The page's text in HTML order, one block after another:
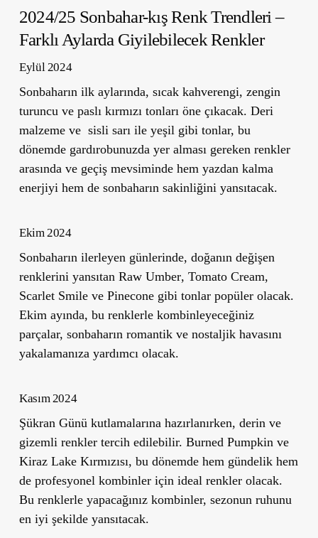
2024/25 Sonbahar-kış Renk Trendleri –
Farklı Aylarda Giyilebilecek Renkler
Eylül 2024
Sonbaharın ilk aylarında, sıcak kahverengi, zengin
turuncu ve paslı kırmızı tonları öne çıkacak. Deri
malzeme ve sisli sarı ile yeşil gibi tonlar, bu
dönemde gardırobunuzda yer alması gereken renkler
arasında ve geçiş mevsiminde hem yazdan kalma
enerjiyi hem de sonbaharın sakinliğini yansıtacak.
Ekim 2024
Sonbaharın ilerleyen günlerinde, doğanın değişen
renklerini yansıtan Raw Umber, Tomato Cream,
Scarlet Smileve Pineconegibi tonlar popüler olacak.
Ekim ayında, bu renklerle kombinleyeceğiniz
parçalar, sonbaharın romantik ve nostaljik havasını
yakalamanıza yardımcı olacak.
Kasım 2024
Şükran Günü kutlamalarına hazırlanırken, derin ve
gizemli renkler tercih edilebilir. Burned Pumpkinve
Kiraz Lake Kırmızısı, bu dönemde hem gündelik hem
de profesyonel kombinler için ideal renkler olacak.
Bu renklerle yapacağınız kombinler, sezonun ruhunu
en iyi şekilde yansıtacak.